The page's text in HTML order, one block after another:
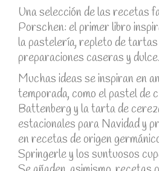
Una selección de las recetas
Porschen: el primer libro
la pastelería, repleto de tartas
preparaciones caseras y dulce.
Muchas ideas se inspiran en
temporada, como el pastel de
Battenberg y la tarta de
estacionales para Navidad y
en recetas de origen
Springerle y los suntuosos